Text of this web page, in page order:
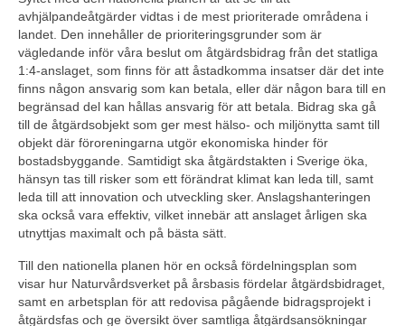
avhjälpandeåtgärder vidtas i de mest prioriterade områdena i
landet. Den innehåller de prioriteringsgrunder som är
vägledande inför våra beslut om åtgärdsbidrag från det statliga
1:4-anslaget, som finns för att åstadkomma insatser där det inte
finns någon ansvarig som kan betala, eller där någon bara till en
begränsad del kan hållas ansvarig för att betala. Bidrag ska gå
till de åtgärdsobjekt som ger mest hälso- och miljönytta samt till
objekt där föroreningarna utgör ekonomiska hinder för
bostadsbyggande. Samtidigt ska åtgärdstakten i Sverige öka,
hänsyn tas till risker som ett förändrat klimat kan leda till, samt
leda till att innovation och utveckling sker. Anslagshanteringen
ska också vara effektiv, vilket innebär att anslaget årligen ska
utnyttjas maximalt och på bästa sätt.
Till den nationella planen hör en också fördelningsplan som
visar hur Naturvårdsverket på årsbasis fördelar åtgärdsbidraget,
samt en arbetsplan för att redovisa pågående bidragsprojekt i
åtgärdsfas och ge översikt över samtliga åtgärdsansökningar